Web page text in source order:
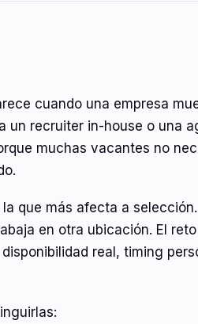
cuando una empresa
un recruiter in-house o una
muchas vacantes no
la que más afecta a
en otra ubicación. El
real, timing